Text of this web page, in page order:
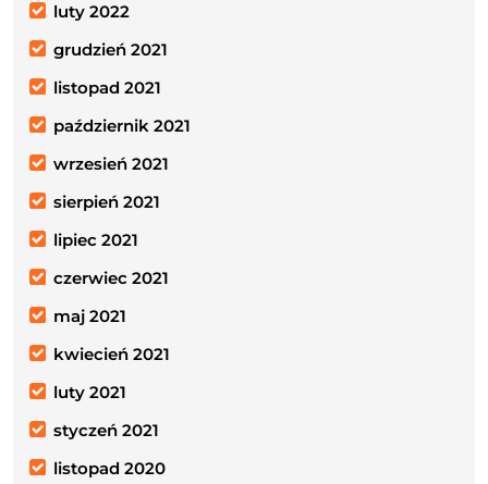
luty 2022
grudzień 2021
listopad 2021
październik 2021
wrzesień 2021
sierpień 2021
lipiec 2021
czerwiec 2021
maj 2021
kwiecień 2021
luty 2021
styczeń 2021
listopad 2020